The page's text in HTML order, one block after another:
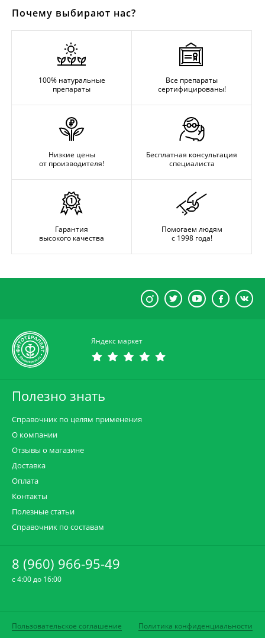
Почему выбирают нас?
100% натуральные
препараты
Все препараты
сертифицированы!
Низкие цены
от производителя!
Бесплатная консультация
специалиста
Гарантия
высокого качества
Помогаем людям
с 1998 года!
Яндекс маркет
Полезно знать
Справочник по целям применения
О компании
Отзывы о магазине
Доставка
Оплата
Контакты
Полезные статьи
Справочник по составам
8 (960) 966-95-49
c 4:00 до 16:00
Пользовательское соглашение Политика конфиденциальности